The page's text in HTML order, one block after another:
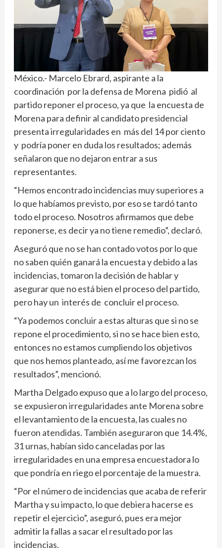
México.- Marcelo Ebrard, aspirante a la
coordinación por la defensa de Morena pidió al
partido reponer el proceso, ya que la encuesta de
Morena para definir al candidato presidencial
presenta irregularidades en más del 14 por ciento
y podría poner en duda los resultados; además
señalaron que no dejaron entrar a sus
representantes.
“Hemos encontrado incidencias muy superiores a
lo que habíamos previsto, por eso se tardó tanto
todo el proceso. Nosotros afirmamos que debe
reponerse, es decir ya no tiene remedio”, declaró.
Aseguró que no se han contado votos por lo que
no saben quién ganará la encuesta y debido a las
incidencias, tomaron la decisión de hablar y
asegurar que no está bien el proceso del partido,
pero hay un interés de concluir el proceso.
“Ya podemos concluir a estas alturas que si no se
repone el procedimiento, si no se hace bien esto,
entonces no estamos cumpliendo los objetivos
que nos hemos planteado, así me favorezcan los
resultados”, mencionó.
Martha Delgado expuso que a lo largo del proceso,
se expusieron irregularidades ante Morena sobre
el levantamiento de la encuesta, las cuales no
fueron atendidas. También aseguraron que 14.4%,
31 urnas, habían sido canceladas por las
irregularidades en una empresa encuestadora lo
que pondría en riego el porcentaje de la muestra.
“Por el número de incidencias que acaba de referir
Martha y su impacto, lo que debiera hacerse es
repetir el ejercicio”, aseguró, pues era mejor
admitir la fallas a sacar el resultado por las
incidencias.